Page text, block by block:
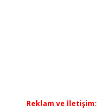
Reklam ve İletişim: